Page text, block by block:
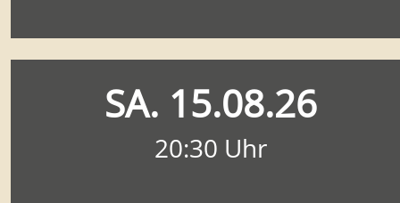
SA. 15.08.26
20:30 Uhr